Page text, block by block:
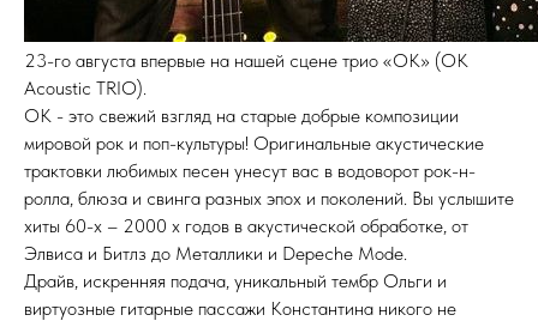
23-го августа впервые на нашей сцене трио «ОК» (ОК
Acoustic TRIO).
ОК - это свежий взгляд на старые добрые композиции
мировой рок и поп-культуры! Оригинальные акустические
трактовки любимых песен унесут вас в водоворот рок-н-
ролла, блюза и свинга разных эпох и поколений. Вы услышите
хиты 60-х – 2000 х годов в акустической обработке, от
Элвиса и Битлз до Металлики и Depeche Mode.
Драйв, искренняя подача, уникальный тембр Ольги и
виртуозные гитарные пассажи Константина никого не